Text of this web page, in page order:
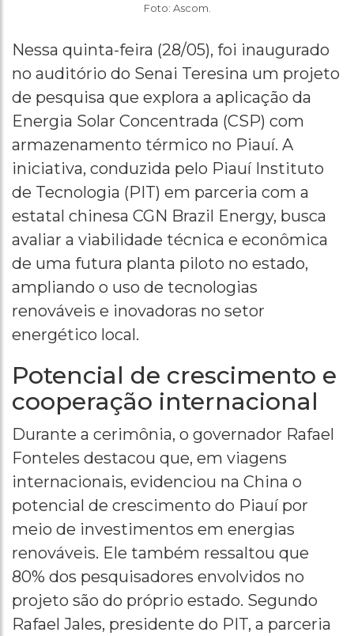
Foto: Ascom.
Nessa quinta-feira (28/05), foi inaugurado
no auditório do Senai Teresina um projeto
de pesquisa que explora a aplicação da
Energia Solar Concentrada (CSP) com
armazenamento térmico no Piauí. A
iniciativa, conduzida pelo Piauí Instituto
de Tecnologia (PIT) em parceria com a
estatal chinesa CGN Brazil Energy, busca
avaliar a viabilidade técnica e econômica
de uma futura planta piloto no estado,
ampliando o uso de tecnologias
renováveis e inovadoras no setor
energético local.
Potencial de crescimento e
cooperação internacional
Durante a cerimônia, o governador Rafael
Fonteles destacou que, em viagens
internacionais, evidenciou na China o
potencial de crescimento do Piauí por
meio de investimentos em energias
renováveis. Ele também ressaltou que
80% dos pesquisadores envolvidos no
projeto são do próprio estado. Segundo
Rafael Jales, presidente do PIT, a parceria